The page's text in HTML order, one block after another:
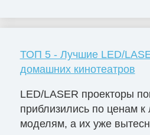
ТОП 5 - Лучшие LED/
домашних кинотеатров
LED/LASER проекторы
приблизились по ценам
моделям, а их уже